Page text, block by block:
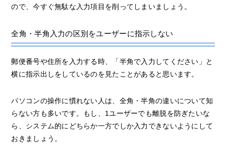
ので、今すぐ無駄な入力項目を削ってしまいましょう。
全角・半角入力の区別をユーザーに指示しない
郵便番号や住所を入力する時、「半角で入力してください」と
横に指示出しをしているのを見たことがあると思います。
パソコンの操作に慣れない人は、全角・半角の違いについて知
らない方も多いです。もし、1ユーザーでも離脱を防ぎたいな
ら、システム的にどちらか一方でしか入力できないようにして
おきましょう。